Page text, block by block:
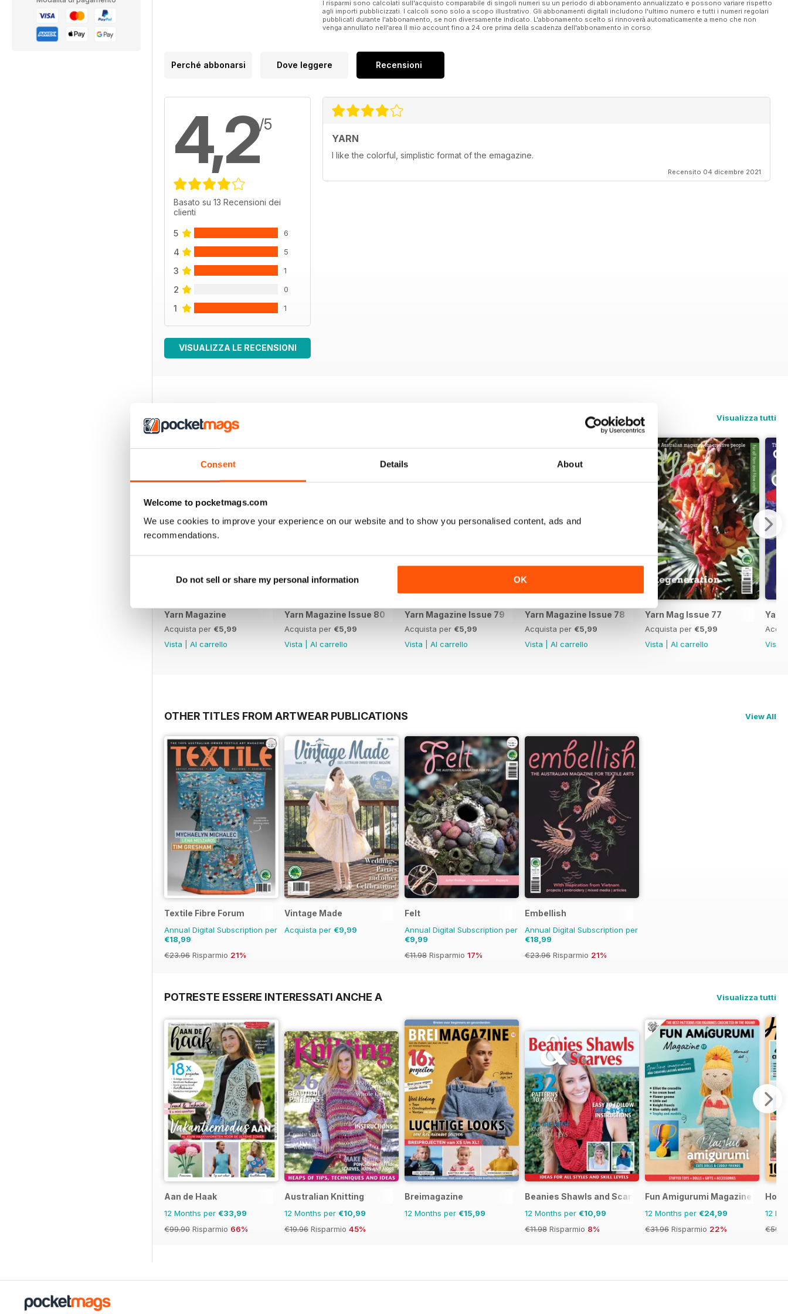
Consent Details About
Welcome to pocketmags.com
We use cookies to improve your experience on our website and to show you personalised content, ads and
recommendations.
Do not sell or share my personal information OK
I risparmi sono calcolati sull'acquisto comparabile di singoli numeri su un periodo di abbonamento annualizzato e possono variare rispetto
agli importi pubblicizzati. I calcoli sono solo a scopo illustrativo. Gli abbonamenti digitali includono l'ultimo numero e tutti i numeri regolari
pubblicati durante l'abbonamento, se non diversamente indicato. L'abbonamento scelto si rinnoverà automaticamente a meno che non
venga annullato nell'area Il mio account fino a 24 ore prima della scadenza dell'abbonamento in corso.
Perché abbonarsi Dove leggere Recensioni
4,2/5
Basato su 13 Recensioni dei
clienti
5 6
4 5
3 1
2 0
1 1
VISUALIZZA LE RECENSIONI
YARN
I like the colorful, simplistic format of the emagazine.
Recensito 04 dicembre 2021
EDIZIONI INDIETRO Visualizza tutti
Yarn Magazine
Acquista per €5,99
Vista
Al carrello
Yarn Magazine Issue 80
Acquista per €5,99
Vista
Al carrello
Yarn Magazine Issue 79
Acquista per €5,99
Vista
Al carrello
Yarn Magazine Issue 78
Acquista per €5,99
Vista
Al carrello
Yarn Mag Issue 77
Acquista per €5,99
Vista
Al carrello
Yarn
Vista
OTHER TITLES FROM ARTWEAR PUBLICATIONS View All
Textile Fibre Forum
Annual Digital Subscription per
€18,99
€23.96 Risparmio 21%
Vintage Made
Acquista per €9,99
Felt
Annual Digital Subscription per
€9,99
€11.98 Risparmio 17%
Embellish
Annual Digital Subscription per
€18,99
€23.96 Risparmio 21%
POTRESTE ESSERE INTERESSATI ANCHE A Visualizza tutti
Aan de Haak
12 Months per €33,99
€99.90 Risparmio 66%
Australian Knitting
12 Months per €10,99
€19.96 Risparmio 45%
Breimagazine
12 Months per €15,99
Beanies Shawls and Scarves
12 Months per €10,99
€11.98 Risparmio 8%
Fun Amigurumi Magazine
12 Months per €24,99
€31.96 Risparmio 22%
12